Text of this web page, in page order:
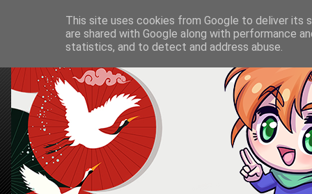
This site uses cookies from Google to deliver its
are shared with Google along with performance
statistics, and to detect and address abuse.